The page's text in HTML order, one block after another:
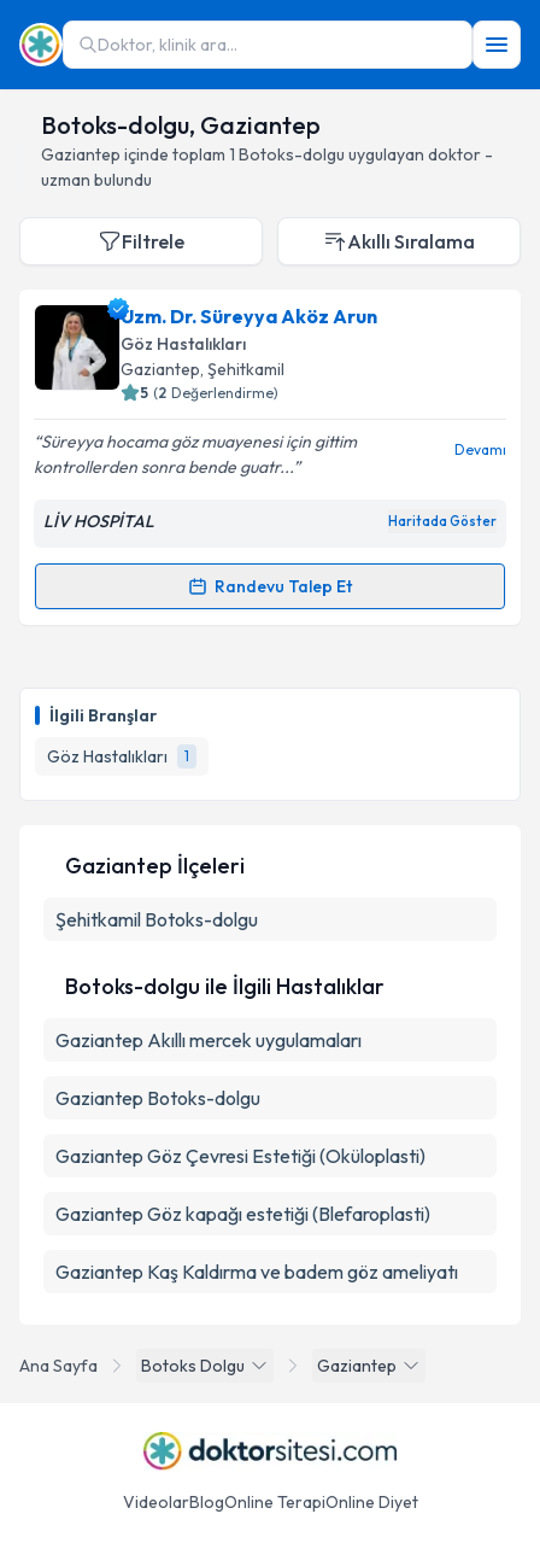
Doktor, klinik ara...
Botoks-dolgu, Gaziantep
Gaziantep içinde toplam 1 Botoks-dolgu uygulayan doktor -
uzman bulundu
İlgili Branşlar
Göz Hastalıkları
1
Filtrele Akıllı Sıralama
Uzm. Dr. Süreyya Aköz Arun
Göz Hastalıkları
Gaziantep, Şehitkamil
5 (2 Değerlendirme)
Süreyya hocama göz muayenesi için gittim
kontrollerden sonra bende guatr...
Devamı
LİV HOSPİTAL Haritada Göster
Randevu Talep Et
Randevu Takvimi Talebi
için bir takvim hazırlandığında e-posta ile
bilgilendireceğiz.
E-posta Adresiniz
Kişisel verilerimin işlenmesine ilişkin
Takvim Talebini Gönder
Ana Sayfa Botoks Dolgu Gaziantep
Gaziantep İlçeleri
Şehitkamil Botoks-dolgu
Botoks-dolgu ile İlgili Hastalıklar
Gaziantep Akıllı mercek uygulamaları
Gaziantep Botoks-dolgu
Gaziantep Göz Çevresi Estetiği (Oküloplasti)
Gaziantep Göz kapağı estetiği (Blefaroplasti)
Gaziantep Kaş Kaldırma ve badem göz ameliyatı
VideolarBlogOnline TerapiOnline Diyet